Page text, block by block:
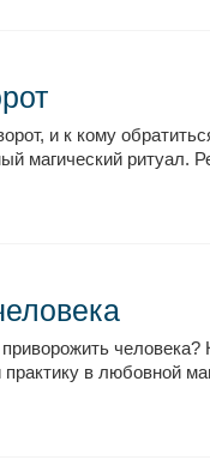
и к кому
магический ритуал.
в любовной